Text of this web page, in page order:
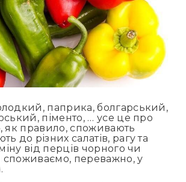
паприка, болгарський,
піменто, … усе це про
як правило, споживають
до різних салатів, рагу та
від перців чорного чи
споживаємо, переважно, у